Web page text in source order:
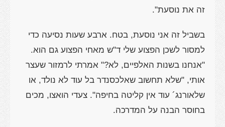
זה את נוסעת".
בשביל זה אני נוסעת, בטח. ארבע שעות נסיעה כדי
למסור לשכן הפצוע שלי ד"ש מאחי הפצוע גם הוא.
"אנחנו בשנות האלפיים, לא?" אמרתי לרמזור שעצר
אותי, "שלא תחשוב שאלכסנדר בל עוד לא נולד, או
שלאורנג´ עוד אין קליטה בחיפה". צעדי הואצו, מכים
בחוסר הבנה על המדרכה.